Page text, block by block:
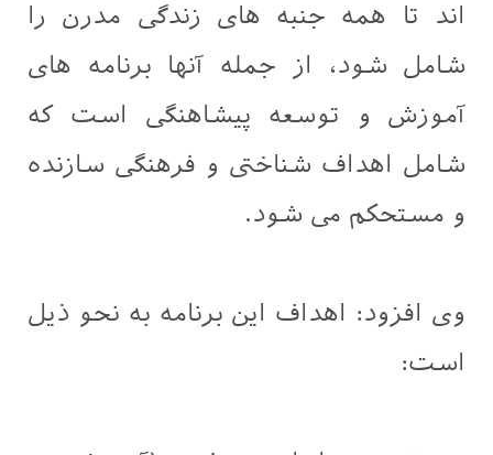
اند تا همه جنبه های زندگی مدرن را
شامل شود، از جمله آنها برنامه های
آموزش و توسعه پیشاهنگی است که
شامل اهداف شناختی و فرهنگی سازنده
و مستحکم می شود.
وی افزود: اهداف این برنامه به نحو ذیل
است: